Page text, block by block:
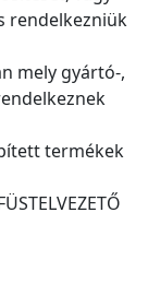
rendelkezniük
mely gyártó-,
termékek